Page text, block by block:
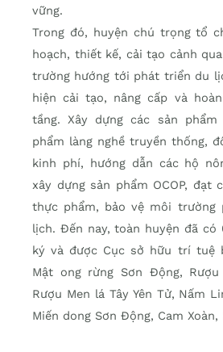
vững.
Trong đó, huyện chú trọng tổ
hoạch, thiết kế, cải tạo cảnh
trường hướng tới phát triển du
hiện cải tạo, nâng cấp và
tầng. Xây dựng các sản phẩm
phẩm làng nghề truyền thống,
kinh phí, hướng dẫn các hộ
xây dựng sản phẩm OCOP, đạt
thực phẩm, bảo vệ môi trường
lịch. Đến nay, toàn huyện đã có
ký và được Cục sở hữu trí tuệ
Mật ong rừng Sơn Động,
Rượu Men lá Tây Yên Tử, Nấm
Miến dong Sơn Động, Cam Xoàn,